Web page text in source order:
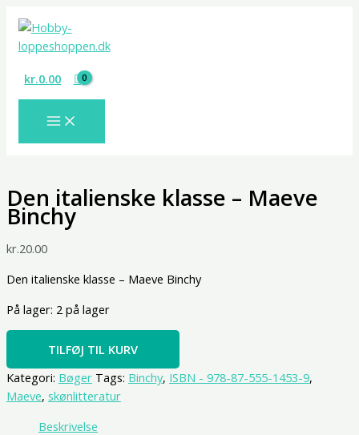
indholdet
kr.0.00
Den italienske klasse – Maeve
Binchy
kr.20.00
Den italienske klasse – Maeve Binchy
På lager: 2 på lager
italienske
klasse
Maeve
Binchy
TILFØJ TIL KURV
Kategori: Bøger Tags: Binchy, ISBN - 978-87-555-1453-9,
Maeve, skønlitteratur
Beskrivelse